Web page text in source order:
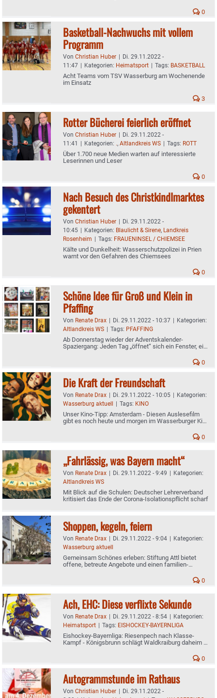
0
Basketball-Nachwuchs mit vollem
Programm
Von Christian Huber | Di. 29.11.2022 -
11:47 | Kategorien: Heimatsport | Tags: BASKETBALL
Acht Teams vom TSV Wasserburg am Wochenende
im Einsatz
3
Rotter Bücherei feierlich eröffnet
Von Christian Huber | Di. 29.11.2022 -
11:41 | Kategorien: ., Altlandkreis WS | Tags: ROTT
Über 1.700 neue Medien warten auf interessierte
Leserinnen und Leser
0
Nach Besuch des Christkindlmarktes
gekentert
Von Christian Huber | Di. 29.11.2022 -
10:45 | Kategorien: Blaulicht & Sirene, Landkreis
Rosenheim | Tags: FRAUENINSEL / CHIEMSEE
Kälte und Dunkelheit: Wasserschutzpolizei in Prien
warnt vor den Gefahren des Chiemsees
0
Schöne Idee für Groß und Klein in
Pfaffing
Von Renate Drax | Di. 29.11.2022 - 10:37 | Kategorien:
Altlandkreis WS | Tags: PFAFFING
Ab Donnerstag wieder der Adventskalender-
Spaziergang: Jeden Tag „öffnet“ sich ein Fenster, ein
0
Die Kraft der Freundschaft
Von Renate Drax | Di. 29.11.2022 - 10:05 | Kategorien:
Wasserburg aktuell | Tags: KINO
Unser Kino-Tipp: Amsterdam - Diesen Auslesefilm
gibt es noch heute und morgen im Wasserburger Kino
0
„Fahrlässig, was Bayern macht“
Von Renate Drax | Di. 29.11.2022 - 9:49 | Kategorien:
Altlandkreis WS
Mit Blick auf die Schulen: Deutscher Lehrerverband
kritisiert das Ende der Corona-Isolationspflicht scharf
Shoppen, kegeln, feiern
Von Renate Drax | Di. 29.11.2022 - 9:04 | Kategorien:
Wasserburg aktuell
Gemeinsam Schönes erleben: Stiftung Attl bietet
offene, betreute Angebote und einen familien-
0
Ach, EHC: Diese verflixte Sekunde
Von Renate Drax | Di. 29.11.2022 - 8:54 | Kategorien:
Heimatsport | Tags: EISHOCKEY-BAYERNLIGA
Eishockey-Bayernliga: Riesenpech nach Klasse-
Kampf - Königsbrunn schlägt Waldkraiburg daheim in
0
Autogrammstunde im Rathaus
Von Christian Huber | Di. 29.11.2022 -